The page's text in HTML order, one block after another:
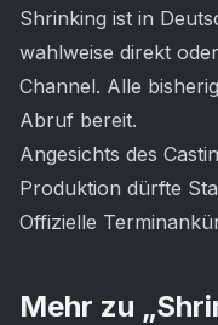
Shrinking ist in
wahlweise direkt
Channel. Alle
Abruf bereit.
Angesichts des
Produktion dürfte
Offizielle
Mehr zu „